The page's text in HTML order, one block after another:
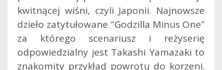
kwitnącej wiśni, czyli Japonii. Najnowsze
dzieło zatytułowane “Godzilla Minus One”
za którego scenariusz i reżyserię
odpowiedzialny jest Takashi Yamazaki to
znakomity przykład powrotu do korzeni.